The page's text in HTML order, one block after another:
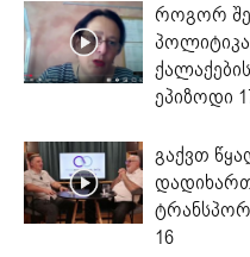
როგორ
ეპიზოდი
გაქვთ
16